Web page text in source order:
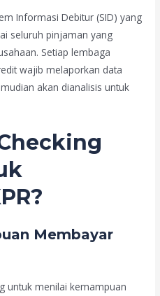
Informasi Debitur (SID) yang
seluruh pinjaman yang
Setiap lembaga
wajib melaporkan data
akan dianalisis untuk
Membayar
untuk menilai kemampuan